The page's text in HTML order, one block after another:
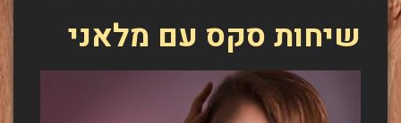
שיחות סקס עם מלאני